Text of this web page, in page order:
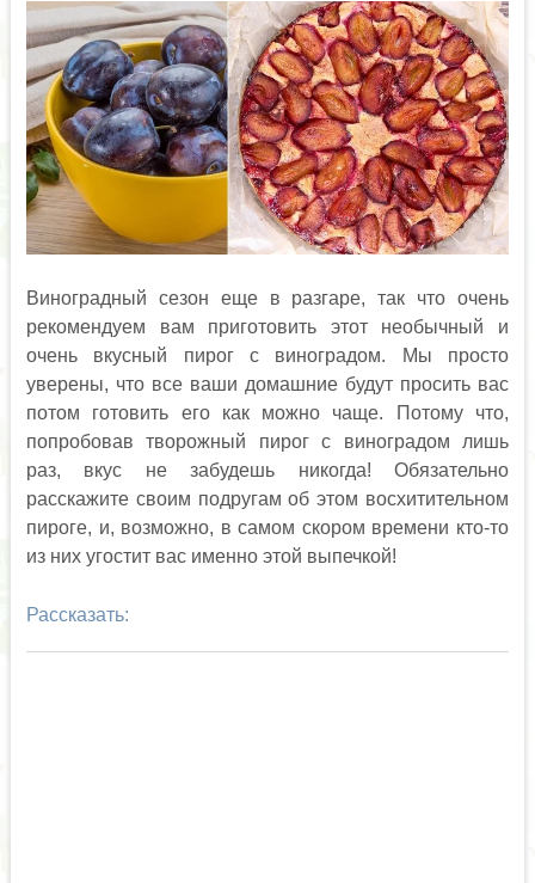
Виноградный сезон еще в разгаре, так что очень
рекомендуем вам приготовить этот необычный и
очень вкусный пирог с виноградом. Мы просто
уверены, что все ваши домашние будут просить вас
потом готовить его как можно чаще. Потому что,
попробовав творожный пирог с виноградом лишь
раз, вкус не забудешь никогда! Обязательно
расскажите своим подругам об этом восхитительном
пироге, и, возможно, в самом скором времени кто-то
из них угостит вас именно этой выпечкой!
Рассказать: